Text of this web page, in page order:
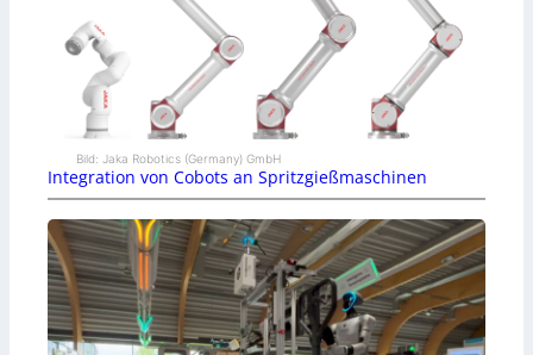
Bild: Jaka Robotics (Germany) GmbH
Integration von Cobots an Spritzgießmaschinen